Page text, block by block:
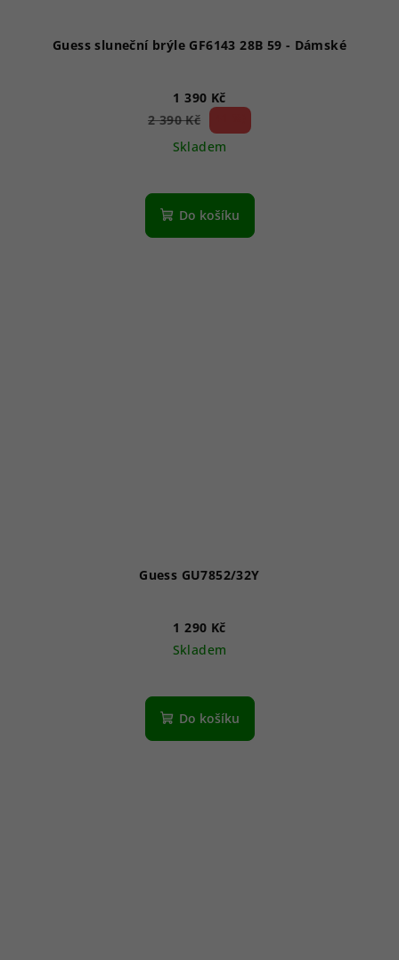
Guess sluneční brýle GF6143 28B 59 - Dámské
1 390 Kč
2 390 Kč
Skladem
Do košíku
Guess GU7852/32Y
1 290 Kč
Skladem
Do košíku